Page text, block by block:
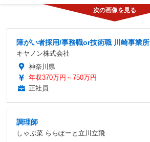
障がい者採用/事務職or技術職 川崎事業所
キヤノン株式会社
神奈川県
年収370万円～750万円
正社員
調理師
しゃぶ菜 ららぽーと立川立飛